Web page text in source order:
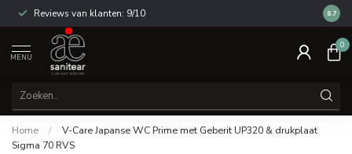
Reviews van klanten: 9/10 14
8.7
MENU
0
Home /
V-Care Japanse WC Prime met Geberit UP320 & drukplaat
Sigma 70 RVS